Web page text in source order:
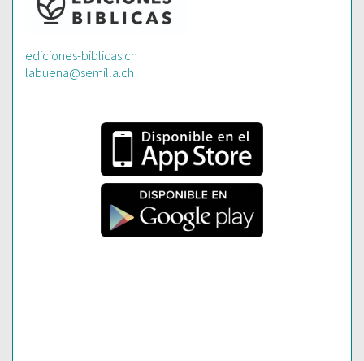
ediciones-biblicas.ch
labuena@semilla.ch